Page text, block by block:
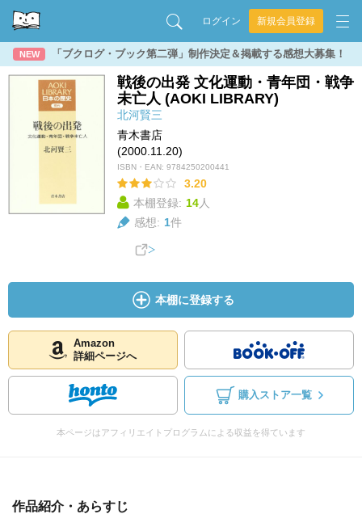
ログイン 新規会員登録
NEW 「ブクログ・ブック第二弾」制作決定＆掲載する感想大募集！
戦後の出発 文化運動・青年団・戦争
未亡人 (AOKI LIBRARY)
北河賢三
青木書店
(2000.11.20)
ISBN・EAN: 9784250200441
3.20
本棚登録: 14人
感想: 1件
本棚に登録する
Amazon
詳細ページへ
購入ストア一覧
本ページはアフィリエイトプログラムによる収益を得ています
作品紹介・あらすじ